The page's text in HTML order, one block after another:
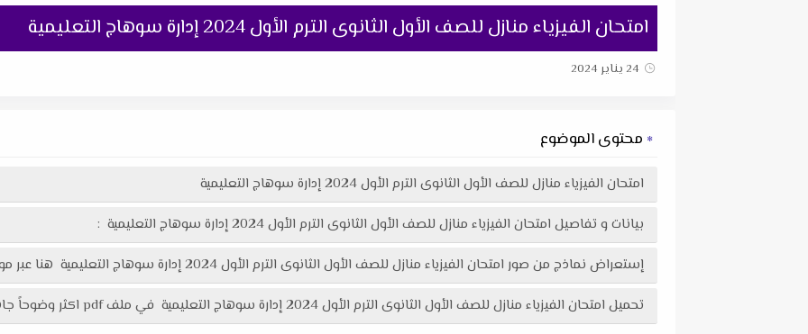
امتحان الفيزياء منازل للصف الأول الثانوى الترم الأول 2024 إدارة سوهاج التعليمية
24 يناير 2024
محتوى الموضوع
امتحان الفيزياء منازل للصف الأول الثانوى الترم الأول 2024 إدارة سوهاج التعليمية
بيانات و تفاصيل امتحان الفيزياء منازل للصف الأول الثانوى الترم الأول 2024 إدارة سوهاج التعليمية :
إستعراض نماذج من صور امتحان الفيزياء منازل للصف الأول الثانوى الترم الأول 2024 إدارة سوهاج التعليمية هنا عبر موقعنا "تعليمك أونلاين"
تحميل امتحان الفيزياء منازل للصف الأول الثانوى الترم الأول 2024 إدارة سوهاج التعليمية في ملف pdf اكثر وضوحاً جاهز للطباعة عبر الرابط التالى :